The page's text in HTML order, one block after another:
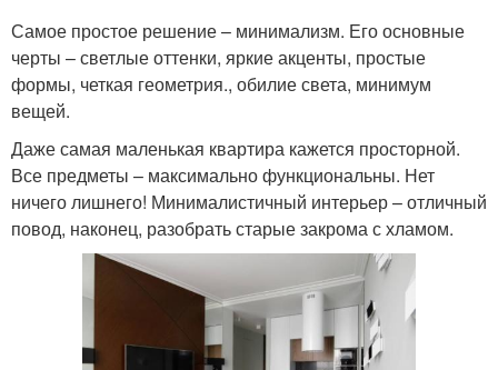
Самое простое решение – минимализм. Его основные
черты – светлые оттенки, яркие акценты, простые
формы, четкая геометрия., обилие света, минимум
вещей.
Даже самая маленькая квартира кажется просторной.
Все предметы – максимально функциональны. Нет
ничего лишнего! Минималистичный интерьер – отличный
повод, наконец, разобрать старые закрома с хламом.